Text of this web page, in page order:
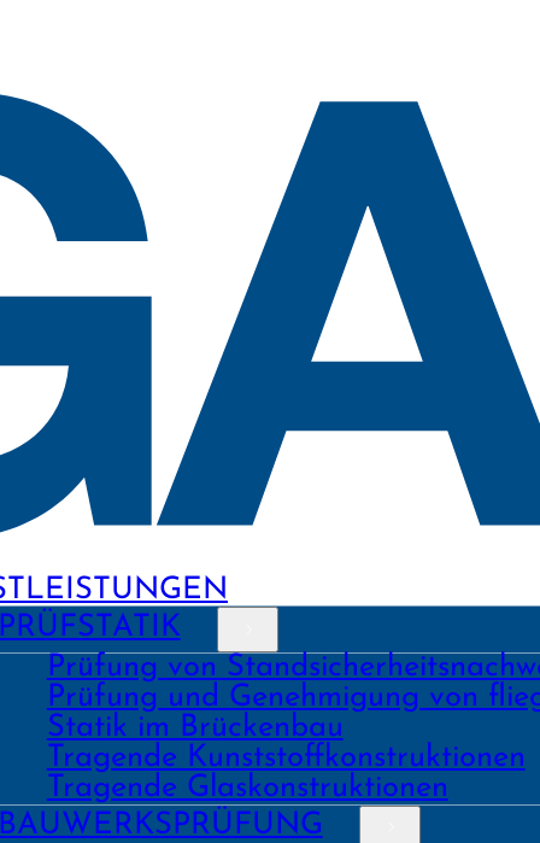
Prüfung von
Prüfung und Geneh­migung von
Statik im Brückenbau
Tragende Kunst­stoff­konstruk­tionen
Tragende Glas­konstruk­tionen